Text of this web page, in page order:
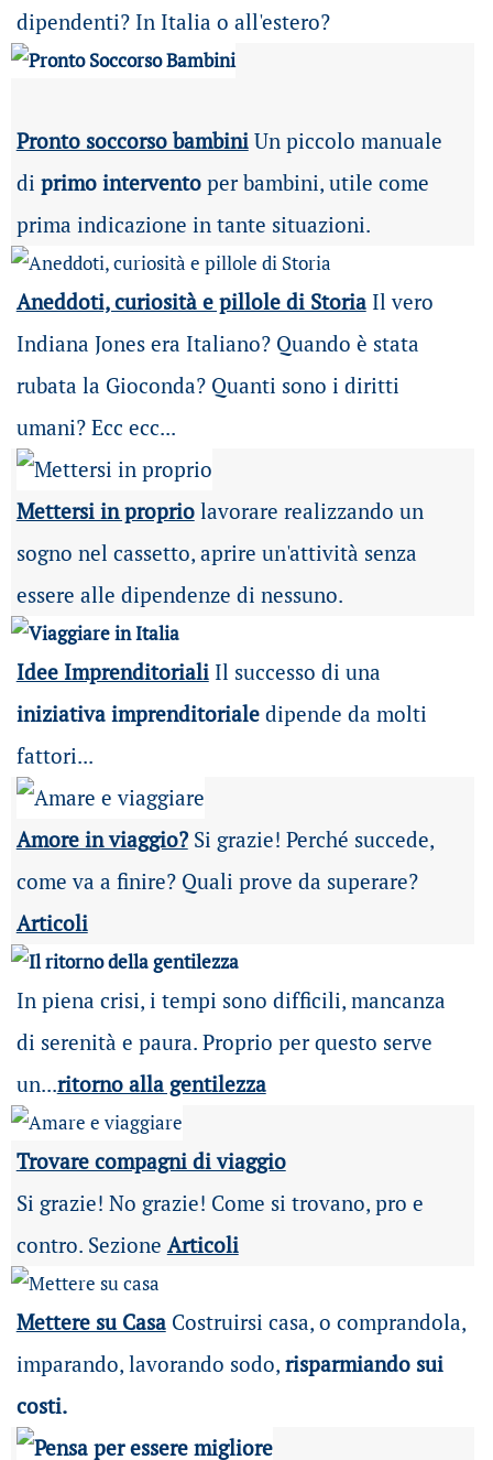
dipendenti? In Italia o all'estero?
Pronto soccorso bambiniUn piccolo manuale
di primo interventoper bambini, utile come
prima indicazione in tante situazioni.
Aneddoti, curiosità e pillole di Storia Il vero
Indiana Jones era Italiano? Quando è stata
rubata la Gioconda? Quanti sono i diritti
umani? Ecc ecc...
Mettersi in propriolavorare realizzando un
sogno nel cassetto, aprire un'attività senza
essere alle dipendenze di nessuno.
Idee ImprenditorialiIl successo di una
iniziativa imprenditorialedipende da molti
fattori...
Amore in viaggio?Si grazie! Perché succede,
come va a finire? Quali prove da superare?
Articoli
In piena crisi, i tempi sono difficili, mancanza
di serenità e paura. Proprio per questo serve
un...ritorno alla gentilezza
Trovare compagni di viaggio
Si grazie! No grazie! Come si trovano, pro e
contro. Sezione Articoli
Mettere su Casa Costruirsi casa, o comprandola,
imparando, lavorando sodo, risparmiando sui
costi.